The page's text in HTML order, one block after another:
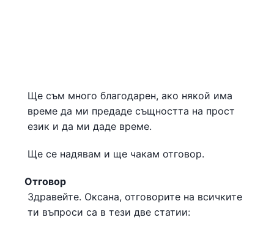
Ще съм много благодарен, ако някой има
време да ми предаде същността на прост
език и да ми даде време.
Ще се надявам и ще чакам отговор.
Отговор
Здравейте. Оксана, отговорите на всичките
ти въпроси са в тези две статии: